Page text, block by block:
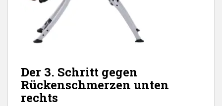
Der 3. Schritt gegen
Rückenschmerzen unten
rechts